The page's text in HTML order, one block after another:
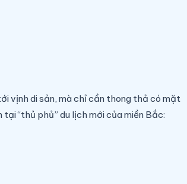
vịnh di sản, mà chỉ cần thong thả có mặt
“thủ phủ” du lịch mới của miền Bắc: